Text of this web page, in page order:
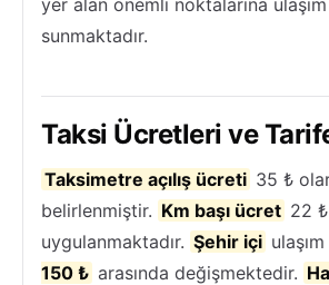
sunmaktadır.
Taksi Ücretleri ve
Taksimetre açılış ücreti 35 ₺
belirlenmiştir. Km başı ücret 22
uygulanmaktadır. Şehir içi
150 ₺ arasında değişmektedir.